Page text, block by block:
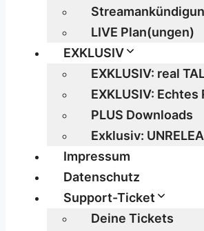
LIVE Plan(ungen)
EXKLUSIV
EXKLUSIV: real
EXKLUSIV:
PLUS Downloads
Exklusiv:
Impressum
Datenschutz
Support-Ticket
Deine Tickets